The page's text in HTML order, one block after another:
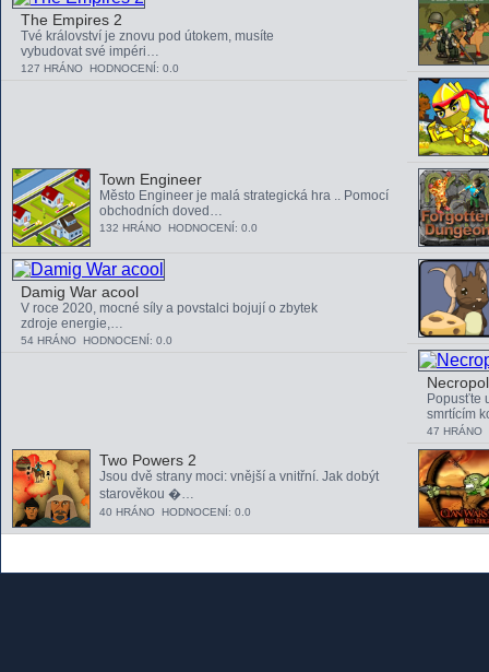
The Empires 2
Tvé království je znovu pod útokem, musíte
vybudovat své impéri…
127 HRÁNO HODNOCENÍ: 0.0
Town Engineer
Město Engineer je malá strategická hra .. Pomocí
obchodních doved…
132 HRÁNO HODNOCENÍ: 0.0
Damig War acool
V roce 2020, mocné síly a povstalci bojují o zbytek
zdroje energie,…
54 HRÁNO HODNOCENÍ: 0.0
Popusťte
smrtícím
47 HRÁNO
Two Powers 2
Jsou dvě strany moci: vnější a vnitřní. Jak dobýt
starověkou �…
40 HRÁNO HODNOCENÍ: 0.0